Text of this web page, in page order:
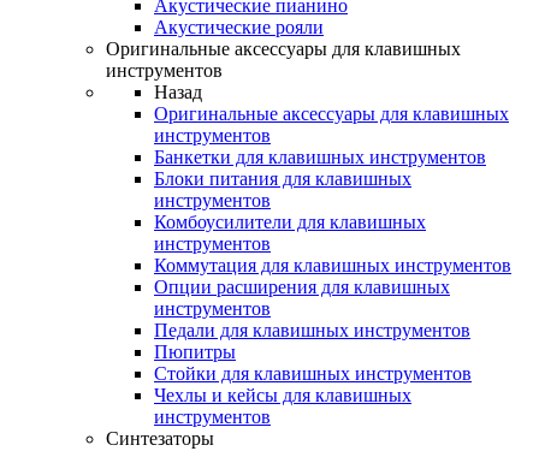
Акустические пианино
Акустические рояли
Оригинальные аксессуары для клавишных
инструментов
Назад
Оригинальные аксессуары для клавишных
инструментов
Банкетки для клавишных инструментов
Блоки питания для клавишных
инструментов
Комбоусилители для клавишных
инструментов
Коммутация для клавишных инструментов
Опции расширения для клавишных
инструментов
Педали для клавишных инструментов
Пюпитры
Стойки для клавишных инструментов
Чехлы и кейсы для клавишных
инструментов
Синтезаторы